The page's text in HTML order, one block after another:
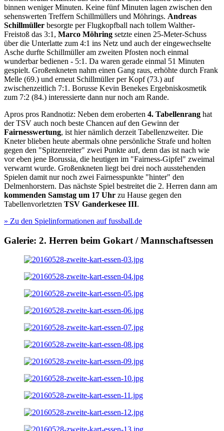
binnen weniger Minuten. Keine fünf Minuten lagen zwischen den
sehenswerten Treffern Schillmüllers und Möhrings. Andreas
Schillmüller besorgte per Flugkopfball nach tollem Walther-
Freistoß das 3:1, Marco Möhring setzte einen 25-Meter-Schuss
über die Unterlatte zum 4:1 ins Netz und auch der eingewechselte
Asche durfte Schillmüller am zweiten Pfosten noch einmal
wunderbar bedienen - 5:1. Da waren gerade einmal 51 Minuten
gespielt. Großenkneten nahm einen Gang raus, erhöhte durch Frank
Melle (69.) und erneut Schillmüller per Kopf (73.) auf
zwischenzeitlich 7:1. Borusse Kevin Benekes Ergebniskosmetik
zum 7:2 (84.) interessierte dann nur noch am Rande.
Apros pros Randnotiz: Neben dem eroberten 4. Tabellenrang hat
der TSV auch noch beste Chancen auf den Gewinn der
Fairnesswertung, ist hier nämlich derzeit Tabellenzweiter. Die
Kneter blieben heute abermals ohne persönliche Strafe und holten
gegen den "Spitzenreiter" zwei Punkte auf, denn das ist nach wie
vor eben jene Borussia, die heutigen im "Fairness-Gipfel" zweimal
verwarnt wurde. Großenkneten liegt bei drei noch ausstehenden
Spielen damit nur noch zwei Fairnesspunkte "hinter" den
Delmenhorstern. Das nächste Spiel bestreitet die 2. Herren dann am
kommenden Samstag um 17 Uhr zu Hause gegen den
Tabellenvorletzten TSV Ganderkesee III.
» Zu den Spielinformationen auf fussball.de
Galerie: 2. Herren beim Gokart / Mannschaftsessen